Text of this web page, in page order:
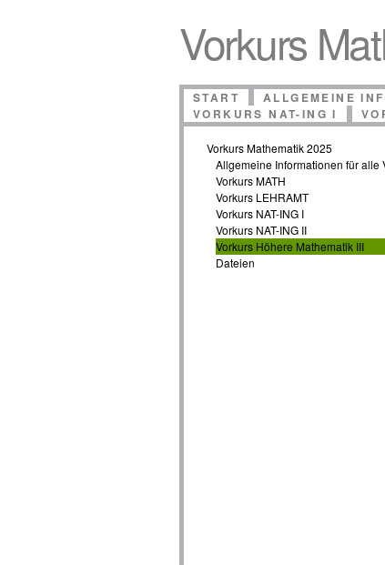
Vorkurs
START ALLGEMEINE
VORKURS NAT-ING I
Vorkurs Mathematik 2025
Allgemeine Informationen für alle
Vorkurs MATH
Vorkurs LEHRAMT
Vorkurs NAT-ING I
Vorkurs NAT-ING II
Vorkurs Höhere Mathematik III
Dateien